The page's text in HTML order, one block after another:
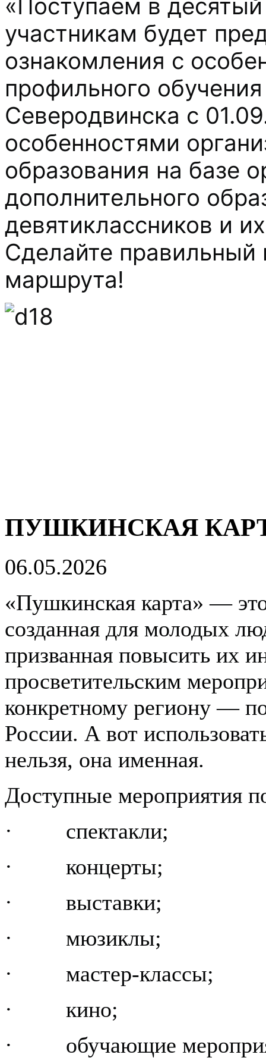
«Поступаем в
участникам будет
ознакомления с
профильного
Северодвинска с
особенностями
образования на базе
дополнительного
девятиклассников и
Сделайте правильный
маршрута!
ПУШКИНСКАЯ
06.05.2026
«Пушкинская карта» —
созданная для молодых
призванная повысить их
просветительским
конкретному региону —
России. А вот
нельзя, она именная.
Доступные мероприятия
· спектакли;
· концерты;
· выставки;
· мюзиклы;
· мастер-классы;
· кино;
· обучающие